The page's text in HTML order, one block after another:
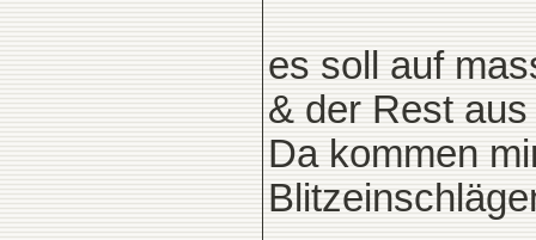
es soll auf
& der Rest
Da kommen